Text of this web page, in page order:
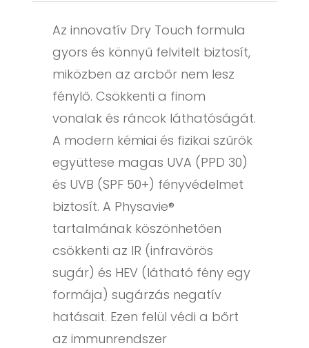
Az innovatív Dry Touch formula
gyors és könnyű felvitelt biztosít,
miközben az arcbőr nem lesz
fénylő. Csökkenti a finom
vonalak és ráncok láthatóságát.
A modern kémiai és fizikai szűrők
együttese magas UVA (PPD 30)
és UVB (SPF 50+) fényvédelmet
biztosít. A Physavie®
tartalmának köszönhetően
csökkenti az IR (infravörös
sugár) és HEV (látható fény egy
formája) sugárzás negatív
hatásait. Ezen felül védi a bőrt
az immunrendszer